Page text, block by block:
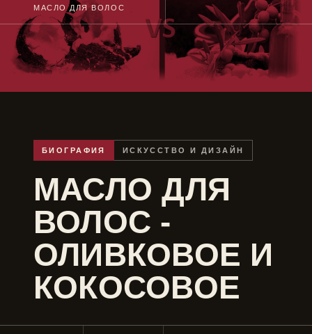
МАСЛО ДЛЯ ВОЛОС
БИОГРАФИЯ ИСКУССТВО И ДИЗАЙН
МАСЛО ДЛЯ
ВОЛОС -
ОЛИВКОВОЕ И
КОКОСОВОЕ